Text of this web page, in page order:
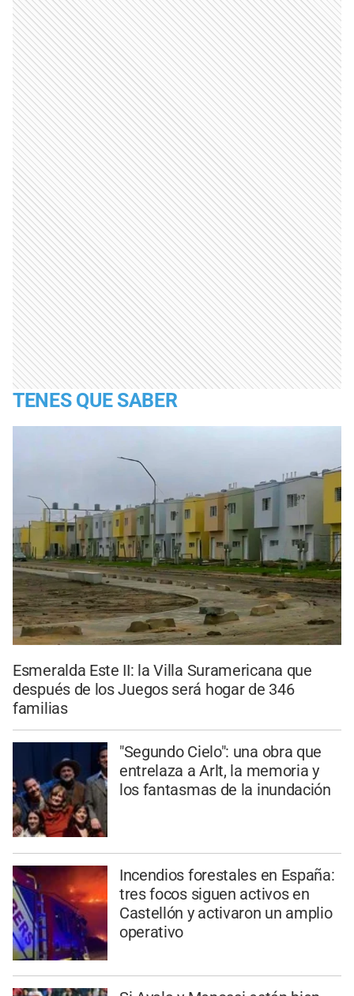
TENES QUE SABER
Esmeralda Este II: la Villa Suramericana que
después de los Juegos será hogar de 346
familias
"Segundo Cielo": una obra que
entrelaza a Arlt, la memoria y
los fantasmas de la inundación
Incendios forestales en España:
tres focos siguen activos en
Castellón y activaron un amplio
operativo